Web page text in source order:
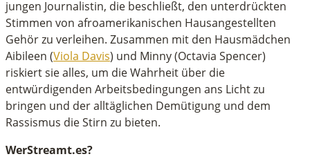
jungen Journalistin, die beschließt, den unterdrückten
Stimmen von afroamerikanischen Hausangestellten
Gehör zu verleihen. Zusammen mit den Hausmädchen
Aibileen (Viola Davis) und Minny (Octavia Spencer)
riskiert sie alles, um die Wahrheit über die
entwürdigenden Arbeitsbedingungen ans Licht zu
bringen und der alltäglichen Demütigung und dem
Rassismus die Stirn zu bieten.
WerStreamt.es?